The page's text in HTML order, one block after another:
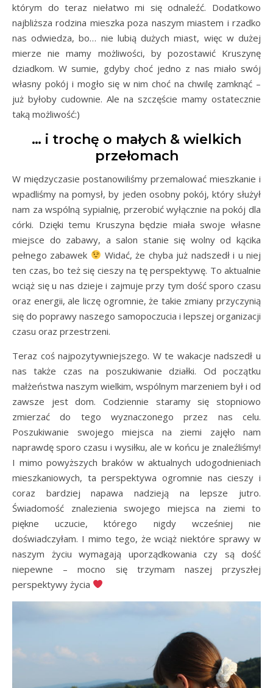
którym do teraz niełatwo mi się odnaleźć. Dodatkowo
najbliższa rodzina mieszka poza naszym miastem i rzadko
nas odwiedza, bo… nie lubią dużych miast, więc w dużej
mierze nie mamy możliwości, by pozostawić Kruszynę
dziadkom. W sumie, gdyby choć jedno z nas miało swój
własny pokój i mogło się w nim choć na chwilę zamknąć –
już byłoby cudownie. Ale na szczęście mamy ostatecznie
taką możliwość:)
… i trochę o małych & wielkich
przełomach
W międzyczasie postanowiliśmy przemalować mieszkanie i
wpadliśmy na pomysł, by jeden osobny pokój, który służył
nam za wspólną sypialnię, przerobić wyłącznie na pokój dla
córki. Dzięki temu Kruszyna będzie miała swoje własne
miejsce do zabawy, a salon stanie się wolny od kącika
pełnego zabawek
Widać, że chyba już nadszedł i u niej
ten czas, bo też się cieszy na tę perspektywę. To aktualnie
wciąż się u nas dzieje i zajmuje przy tym dość sporo czasu
oraz energii, ale liczę ogromnie, że takie zmiany przyczynią
się do poprawy naszego samopoczucia i lepszej organizacji
czasu oraz przestrzeni.
Teraz coś najpozytywniejszego. W te wakacje nadszedł u
nas także czas na poszukiwanie działki. Od początku
małżeństwa naszym wielkim, wspólnym marzeniem był i od
zawsze jest dom. Codziennie staramy się stopniowo
zmierzać do tego wyznaczonego przez nas celu.
Poszukiwanie swojego miejsca na ziemi zajęło nam
naprawdę sporo czasu i wysiłku, ale w końcu je znaleźliśmy!
I mimo powyższych braków w aktualnych udogodnieniach
mieszkaniowych, ta perspektywa ogromnie nas cieszy i
coraz bardziej napawa nadzieją na lepsze jutro.
Świadomość znalezienia swojego miejsca na ziemi to
piękne uczucie, którego nigdy wcześniej nie
doświadczyłam. I mimo tego, że wciąż niektóre sprawy w
naszym życiu wymagają uporządkowania czy są dość
niepewne – mocno się trzymam naszej przyszłej
perspektywy życia